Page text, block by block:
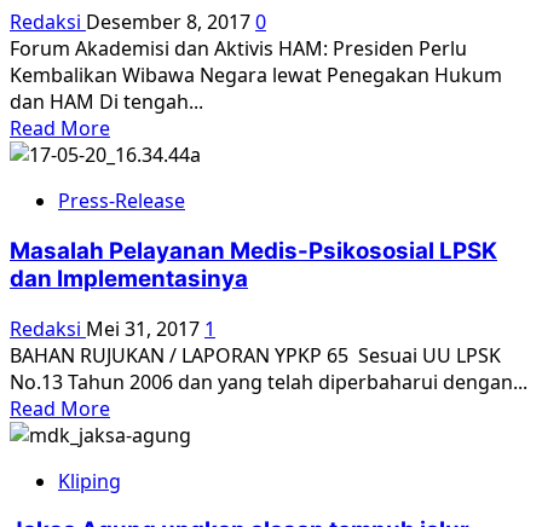
Redaksi Desember 8, 20170
Forum Akademisi dan Aktivis HAM: Presiden Perlu
Kembalikan Wibawa Negara lewat Penegakan Hukum
dan HAM Di tengah...
Read MoreRead
more
Presiden
Kembalikan
Wibawa
lewat
Penegakan
Hukum
dan
HAM
Press-Release
Masalah Pelayanan Medis-Psikososial LPSK
dan Implementasinya
Redaksi Mei 31, 2017 1
BAHAN RUJUKAN / LAPORAN YPKP 65 Sesuai UU LPSK
No.13 Tahun 2006 dan yang telah diperbaharui dengan...
Read MoreRead
more
Masalah
Kliping